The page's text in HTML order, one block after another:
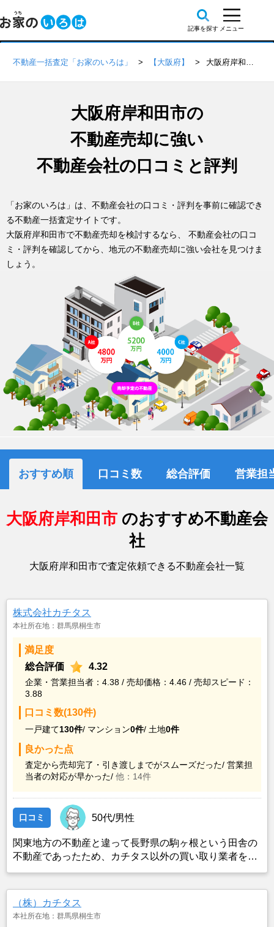
不動産一括査定「お家のいろは」 【大阪府】 大阪府岸和田市の不動産会社 口コミ・評判一覧
大阪府岸和田市の
不動産売却に強い
不動産会社の口コミと評判
「お家のいろは」は、不動産会社の口コミ・評判を事前に確認でき
る不動産一括査定サイトです。
大阪府岸和田市で不動産売却を検討するなら、 不動産会社の口コ
ミ・評判を確認してから、地元の不動産売却に強い会社を見つけま
しょう。
おすすめ順 口コミ数 総合評価 営業担
大阪府岸和田市 のおすすめ不動産会
社
大阪府岸和田市で査定依頼できる不動産会社一覧
株式会社カチタス
本社所在地：群馬県桐生市
満足度
総合評価
4.32
企業・営業担当者：4.38 / 売却価格：4.46 / 売却スピード：
3.88
口コミ数(130件)
一戸建て130件/ マンション0件/ 土地0件
良かった点
査定から売却完了・引き渡しまでがスムーズだった/ 営業担
当者の対応が早かった/ 他：14件
口コミ 50代/男性
関東地方の不動産と違って長野県の駒ヶ根という田舎の
不動産であったため、カチタス以外の買い取り業者をみ
も空き家の状態で不動産を残しておけないと考えて売却
を決めた。
（株）カチタス
本社所在地：群馬県桐生市